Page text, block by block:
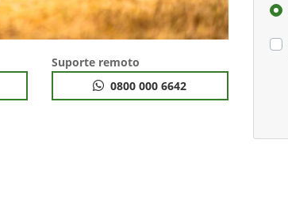
Suporte remoto
0800 000 6642